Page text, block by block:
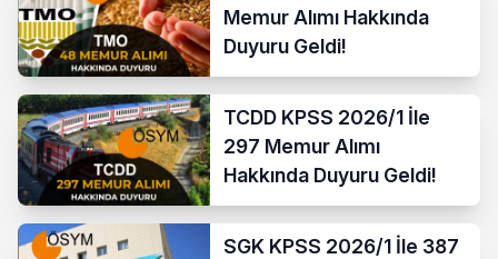
Memur Alımı Hakkında
Duyuru Geldi!
TCDD KPSS 2026/1 İle
297 Memur Alımı
Hakkında Duyuru Geldi!
SGK KPSS 2026/1 İle 387